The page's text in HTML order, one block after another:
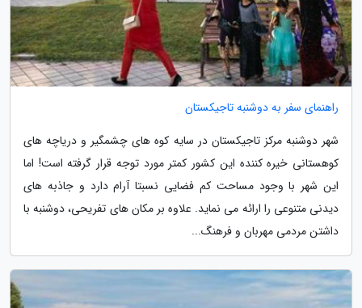
راهنمای سفر به دوشنبه تاجیکستان
شهر دوشنبه مرکز تاجیکستان در سایه کوه های چشمگیر و دریاچه های
کوهستانی خیره کننده این کشور کمتر مورد توجه قرار گرفته است! اما
این شهر با وجود مساحت کم فضایی نسبتا آرام دارد و جاذبه های
دیدنی متنوعی را ارائه می نماید. علاوه بر مکان های تفریحی، دوشنبه با
داشتن مردمی مهربان و فرهنگ...